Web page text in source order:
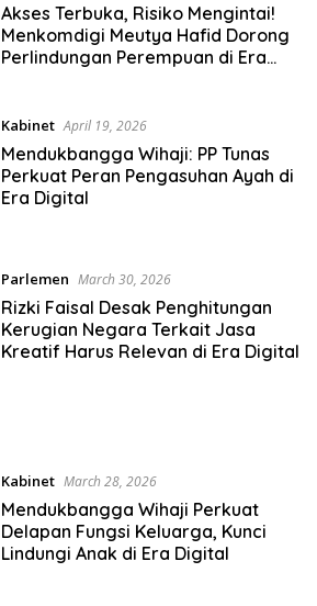
Akses Terbuka, Risiko Mengintai!
Menkomdigi Meutya Hafid Dorong
Perlindungan Perempuan di Era
Kabinet April 19, 2026
Mendukbangga Wihaji: PP Tunas
Perkuat Peran Pengasuhan Ayah di
Era Digital
Parlemen March 30, 2026
Rizki Faisal Desak Penghitungan
Kerugian Negara Terkait Jasa
Kreatif Harus Relevan di Era Digital
Kabinet March 28, 2026
Mendukbangga Wihaji Perkuat
Delapan Fungsi Keluarga, Kunci
Lindungi Anak di Era Digital